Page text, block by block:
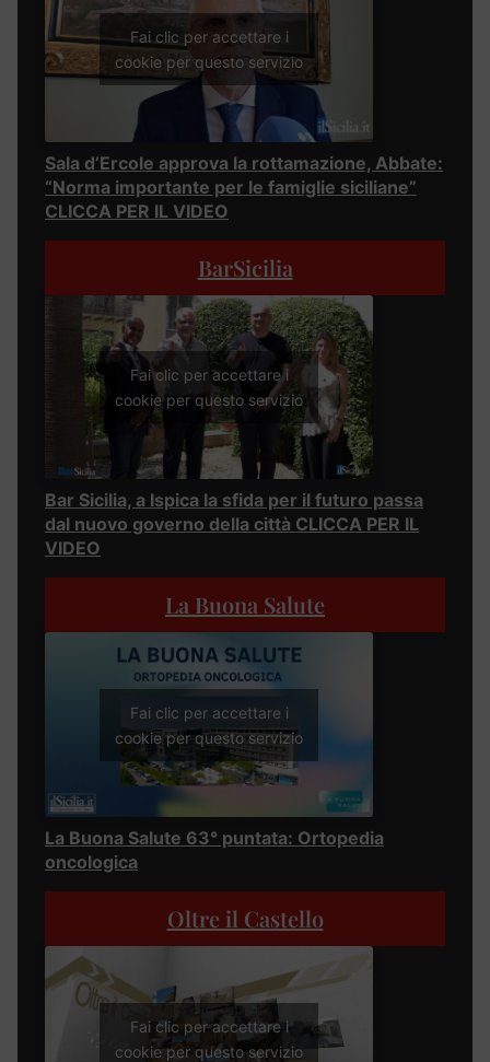
Fai clic per accettare i
cookie per questo servizio
Sala d’Ercole approva la rottamazione, Abbate:
“Norma importante per le famiglie siciliane”
CLICCA PER IL VIDEO
BarSicilia
Fai clic per accettare i
cookie per questo servizio
Bar Sicilia, a Ispica la sfida per il futuro passa
dal nuovo governo della città CLICCA PER IL
VIDEO
La Buona Salute
Fai clic per accettare i
cookie per questo servizio
La Buona Salute 63° puntata: Ortopedia
oncologica
Oltre il Castello
Fai clic per accettare i
cookie per questo servizio